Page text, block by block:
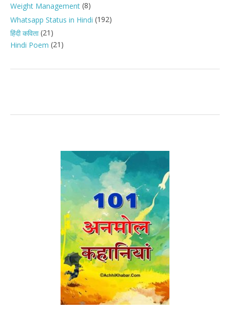
Weight Management (8)
Whatsapp Status in Hindi (192)
हिंदी कविता(21)
Hindi Poem (21)